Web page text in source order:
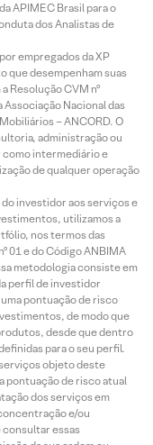
APIMEC Brasil para o
dos Analistas de
empregados da XP
que desempenham suas
Resolução CVM nº
Nacional das
– ANCORD. O
administração ou
intermediário e
de qualquer operação
investidor aos serviços e
utilizamos a
nos termos das
01 e do Código ANBIMA
metodologia consiste em
perfil de investidor
pontuação de risco
de modo que
desde que dentro
para o seu perfil.
objeto deste
pontuação de risco atual
dos serviços em
e/ou
consultar essas